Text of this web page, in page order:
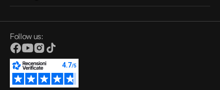
Follow us:
Facebook
YouTube
Instagram
TikTok